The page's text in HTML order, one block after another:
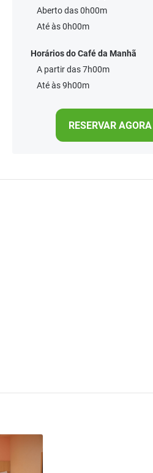
Aberto das 0h00m
Até às 0h00m
Horários do Café da Manhã
A partir das 7h00m
Até às 9h00m
RESERVAR AGORA